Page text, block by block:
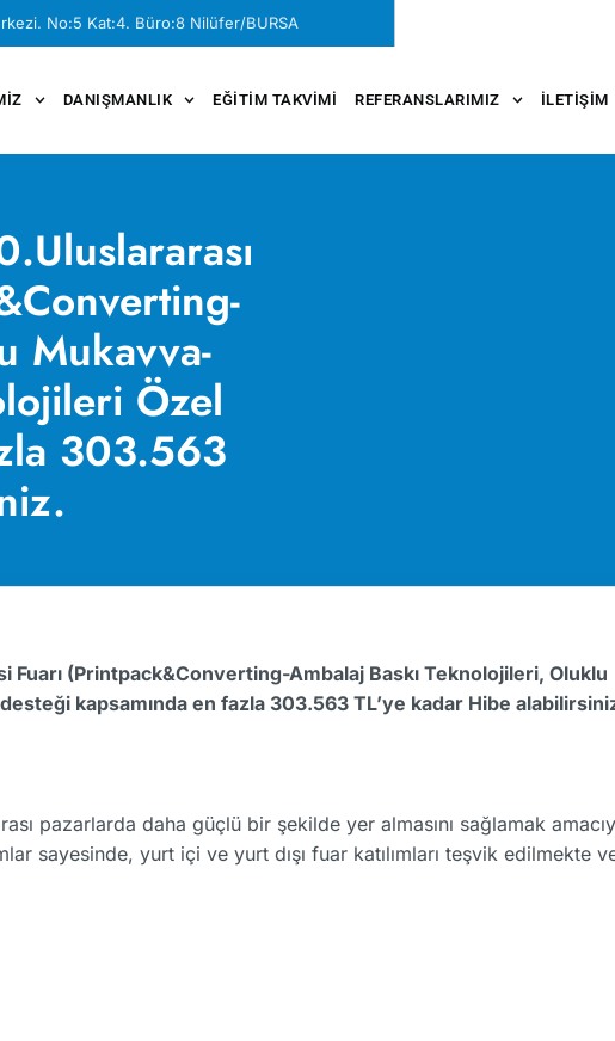
No:5 Kat:4. Büro:8 Nilüfer/BURSA
DANIŞMANLIK EĞITIM TAKVIMI REFERANSLARIMIZ İLETIŞIM
Mukavva-
Özel
303.563
(Printpack&Converting-Ambalaj Baskı Teknolojileri, Oluklu
kapsamında en fazla 303.563 TL’ye kadar Hibe
pazarlarda daha güçlü bir şekilde yer almasını sağlamak
sayesinde, yurt içi ve yurt dışı fuar katılımları teşvik edilmekte